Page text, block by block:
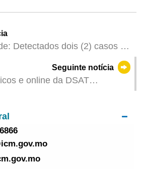
Detectados dois (2) casos de
Seguinte notícia
e online da DSAT